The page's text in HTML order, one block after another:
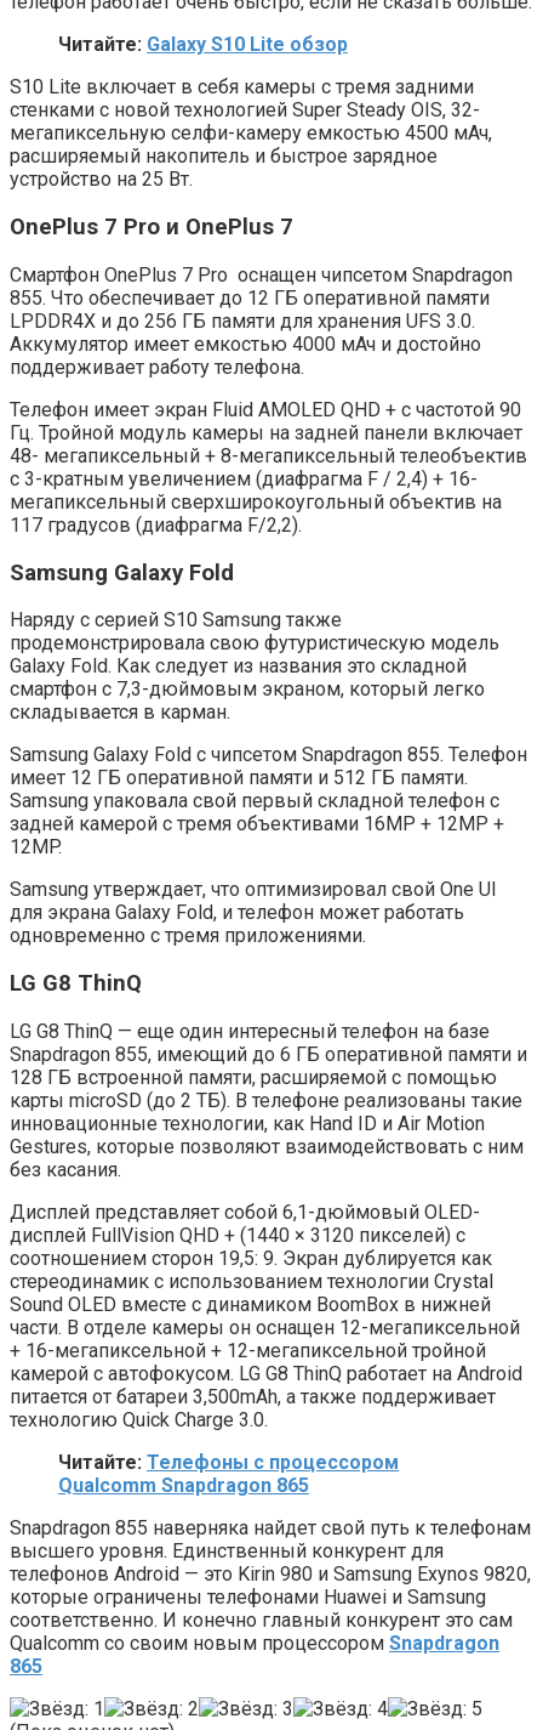
Читайте: Galaxy S10 Lite обзор
S10 Lite включает в себя камеры с тремя задними
стенками с новой технологией Super Steady OIS, 32-
мегапиксельную селфи-камеру емкостью 4500 мАч,
расширяемый накопитель и быстрое зарядное
устройство на 25 Вт.
OnePlus 7 Pro и OnePlus 7
Смартфон OnePlus 7 Pro оснащен чипсетом Snapdragon
855. Что обеспечивает до 12 ГБ оперативной памяти
LPDDR4X и до 256 ГБ памяти для хранения UFS 3.0.
Аккумулятор имеет емкостью 4000 мАч и достойно
поддерживает работу телефона.
Телефон имеет экран Fluid AMOLED QHD + с частотой 90
Гц. Тройной модуль камеры на задней панели включает
48- мегапиксельный + 8-мегапиксельный телеобъектив
с 3-кратным увеличением (диафрагма F / 2,4) + 16-
мегапиксельный сверхширокоугольный объектив на
117 градусов (диафрагма F/2,2).
Samsung Galaxy Fold
Наряду с серией S10 Samsung также
продемонстрировала свою футуристическую модель
Galaxy Fold. Как следует из названия это складной
смартфон с 7,3-дюймовым экраном, который легко
складывается в карман.
Samsung Galaxy Fold с чипсетом Snapdragon 855. Телефон
имеет 12 ГБ оперативной памяти и 512 ГБ памяти.
Samsung упаковала свой первый складной телефон с
задней камерой с тремя объективами 16MP + 12MP +
12MP.
Samsung утверждает, что оптимизировал свой One UI
для экрана Galaxy Fold, и телефон может работать
одновременно с тремя приложениями.
LG G8 ThinQ
LG G8 ThinQ — еще один интересный телефон на базе
Snapdragon 855, имеющий до 6 ГБ оперативной памяти и
128 ГБ встроенной памяти, расширяемой с помощью
карты microSD (до 2 ТБ). В телефоне реализованы такие
инновационные технологии, как Hand ID и Air Motion
Gestures, которые позволяют взаимодействовать с ним
без касания.
Дисплей представляет собой 6,1-дюймовый OLED-
дисплей FullVision QHD + (1440 × 3120 пикселей) с
соотношением сторон 19,5: 9. Экран дублируется как
стереодинамик с использованием технологии Crystal
Sound OLED вместе с динамиком BoomBox в нижней
части. В отделе камеры он оснащен 12-мегапиксельной
+ 16-мегапиксельной + 12-мегапиксельной тройной
камерой с автофокусом. LG G8 ThinQ работает на Android
питается от батареи 3,500mAh, а также поддерживает
технологию Quick Charge 3.0.
Читайте: Телефоны с процессором
Qualcomm Snapdragon 865
Snapdragon 855 наверняка найдет свой путь к телефонам
высшего уровня. Единственный конкурент для
телефонов Android — это Kirin 980 и Samsung Exynos 9820,
которые ограничены телефонами Huawei и Samsung
соответственно. И конечно главный конкурент это сам
Qualcomm со своим новым процессором Snapdragon
865